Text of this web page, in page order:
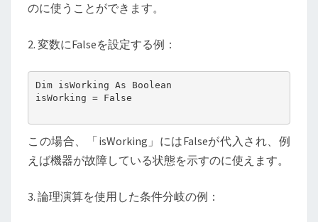
のに使うことができます。
2. 変数にFalseを設定する例：
Dim isWorking As Boolean
isWorking = False
この場合、「isWorking」にはFalseが代入され、例
えば機器が故障している状態を示すのに使えます。
3. 論理演算を使用した条件分岐の例：